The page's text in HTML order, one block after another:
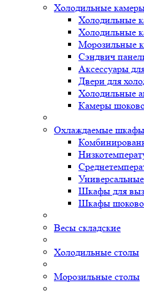
Холодильные
Холодильные
Холодильные
Морозильные
Сэндвич
Аксессуары
Двери для
Холодильные
Камеры
Охлаждаемые шкафы
Шкафы для
Шкафы
Весы складские
Холодильные столы
Морозильные столы